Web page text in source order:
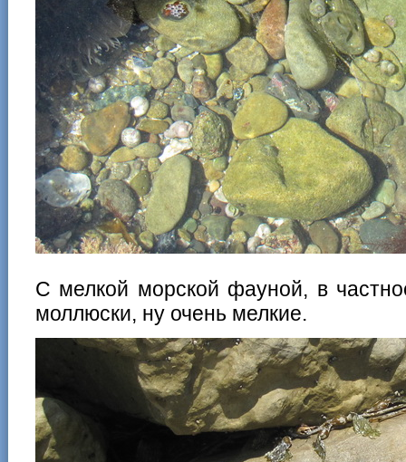
С мелкой морской фауной, в
моллюски, ну очень мелкие.